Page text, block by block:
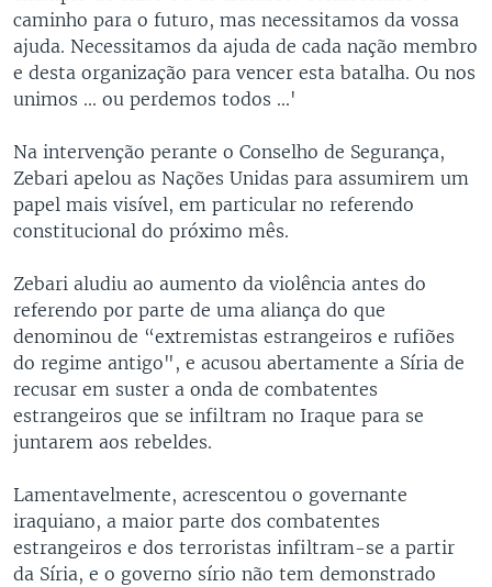
caminho para o futuro, mas necessitamos da vossa
ajuda. Necessitamos da ajuda de cada nação membro
e desta organização para vencer esta batalha. Ou nos
unimos ... ou perdemos todos ...'
Na intervenção perante o Conselho de Segurança,
Zebari apelou as Nações Unidas para assumirem um
papel mais visível, em particular no referendo
constitucional do próximo mês.
Zebari aludiu ao aumento da violência antes do
referendo por parte de uma aliança do que
denominou de “extremistas estrangeiros e rufiões
do regime antigo", e acusou abertamente a Síria de
recusar em suster a onda de combatentes
estrangeiros que se infiltram no Iraque para se
juntarem aos rebeldes.
Lamentavelmente, acrescentou o governante
iraquiano, a maior parte dos combatentes
estrangeiros e dos terroristas infiltram-se a partir
da Síria, e o governo sírio não tem demonstrado